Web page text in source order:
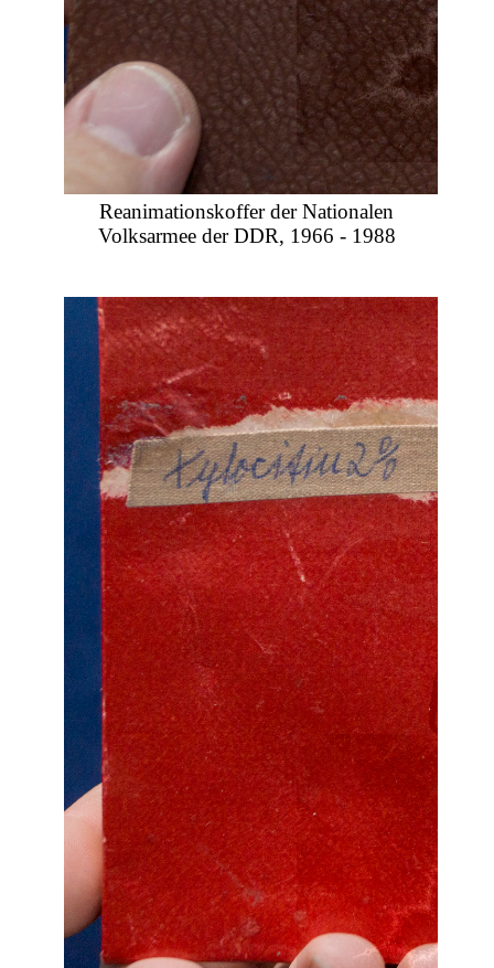
Reanimationskoffer der Nationalen
Volksarmee der DDR, 1966 - 1988